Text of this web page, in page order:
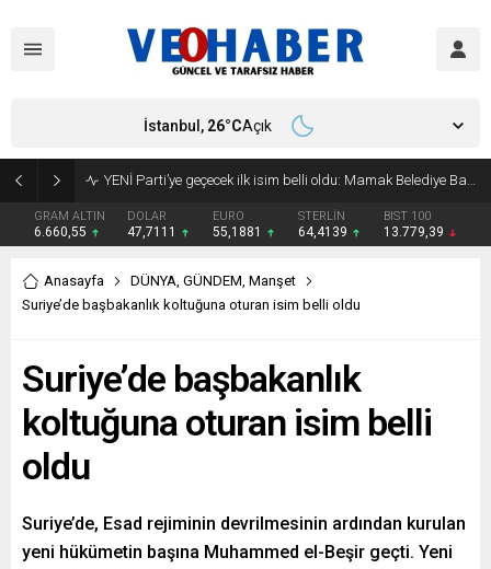
YENİ Parti’ye geçecek ilk isim belli oldu: Mamak Belediye Başkanı CHP’den istifa etti
GRAM ALTIN
6.660,55
DOLAR
47,7111
EURO
55,1881
STERLİN
64,4139
BIST 100
13.779,39
İstanbul, 26°CAçık
Anasayfa DÜNYA, GÜNDEM, Manşet
Suriye’de başbakanlık koltuğuna oturan isim belli oldu
Suriye’de başbakanlık
koltuğuna oturan isim belli
oldu
Suriye’de, Esad rejiminin devrilmesinin ardından kurulan
yeni hükümetin başına Muhammed el-Beşir geçti. Yeni